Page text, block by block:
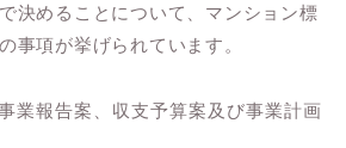
決めることについて、マンション標
事項が挙げられています。
業報告案、収支予算案及び事業計画